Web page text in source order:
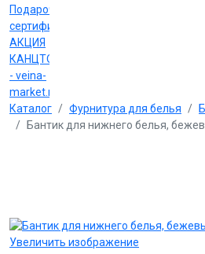
Подарочные
сертификаты
АКЦИЯ
КАНЦТОВАРЫ
- veina-
market.ru
Каталог
Фурнитура для белья
Бантик для нижнего белья,
Увеличить изображение